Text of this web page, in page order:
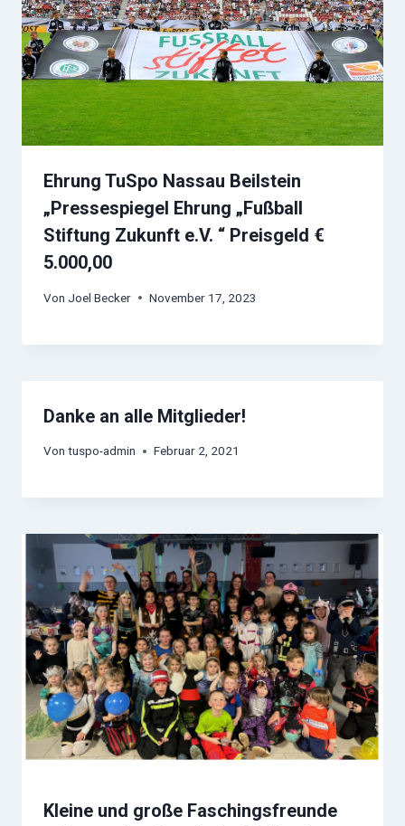
Ehrung TuSpo Nassau Beilstein
„Pressespiegel Ehrung „Fußball
Stiftung Zukunft e.V. “ Preisgeld €
5.000,00
Von Joel Becker November 17, 2023
Danke an alle Mitglieder!
Von tuspo-admin Februar 2, 2021
Kleine und große Faschingsfreunde